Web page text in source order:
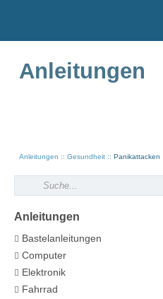
Anleitungen
Anleitungen Gesundheit Panikattacken
Anleitungen
Bastelanleitungen
Computer
Elektronik
Fahrrad